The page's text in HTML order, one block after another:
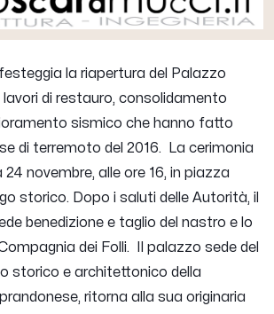
la riapertura del Palazzo
di restauro, consolidamento
sismico che hanno fatto
di terremoto del 2016.
La cerimonia
novembre, alle ore 16, in piazza
storico. Dopo i saluti delle Autorità, il
benedizione e taglio del nastro e lo
dei Folli.
Il palazzo sede del
storico e architettonico della
ritorna alla sua originaria